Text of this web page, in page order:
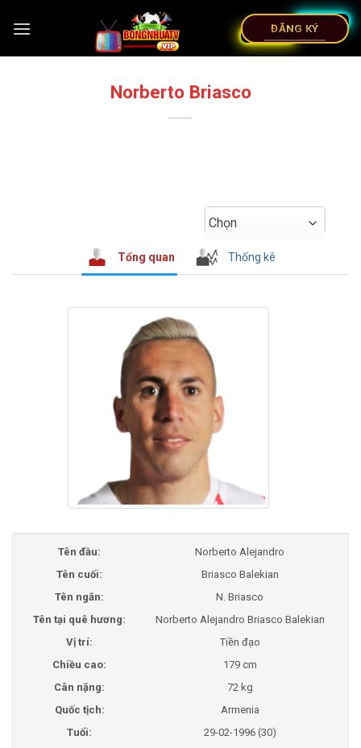
ĐĂNG KÝ
Norberto Briasco
Chọn
Tổng quan Thống kê
Tên đầu:
Norberto Alejandro
Tên cuối:
Briasco Balekian
Tên ngắn:
N. Briasco
Tên tại quê hương:
Norberto Alejandro Briasco Balekian
Vị trí:
Tiền đạo
Chiều cao:
179 cm
Cân nặng:
72 kg
Quốc tịch:
Armenia
Tuổi:
29-02-1996 (30)